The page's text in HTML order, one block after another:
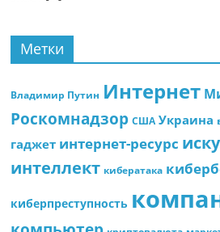
Метки
Владимир Путин Интернет
Роскомнадзор США Украина
гаджет интернет-ресурс
интеллект кибератака
киберпреступность